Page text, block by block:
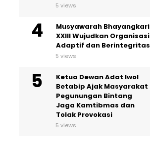
5 views
Musyawarah Bhayangkari
XXIII Wujudkan Organisasi
Adaptif dan Berintegritas
5 views
Ketua Dewan Adat Iwol
Betabip Ajak Masyarakat
Pegunungan Bintang
Jaga Kamtibmas dan
Tolak Provokasi
5 views